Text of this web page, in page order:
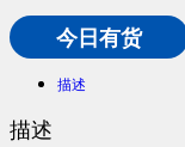
今日有货
描述
描述